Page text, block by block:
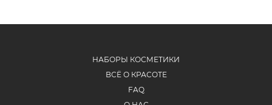
НАБОРЫ КОСМЕТИКИ
ВСЁ О КРАСОТЕ
FAQ